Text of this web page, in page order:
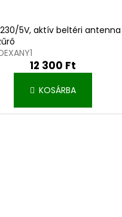
230/5V, aktív beltéri
12 300 Ft
KOSÁRBA